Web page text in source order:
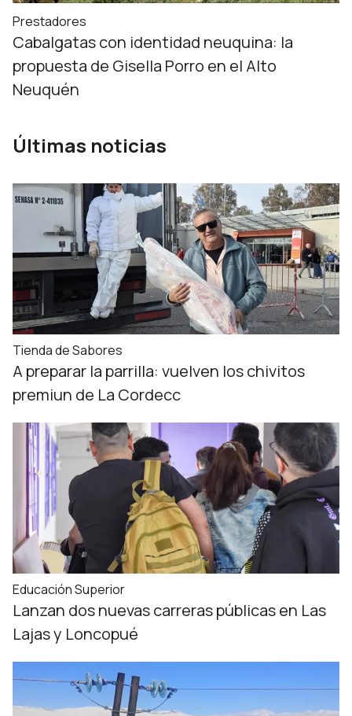
Prestadores
Cabalgatas con identidad neuquina: la
propuesta de Gisella Porro en el Alto
Neuquén
Últimas noticias
Tienda de Sabores
A preparar la parrilla: vuelven los chivitos
premiun de La Cordecc
Educación Superior
Lanzan dos nuevas carreras públicas en Las
Lajas y Loncopué